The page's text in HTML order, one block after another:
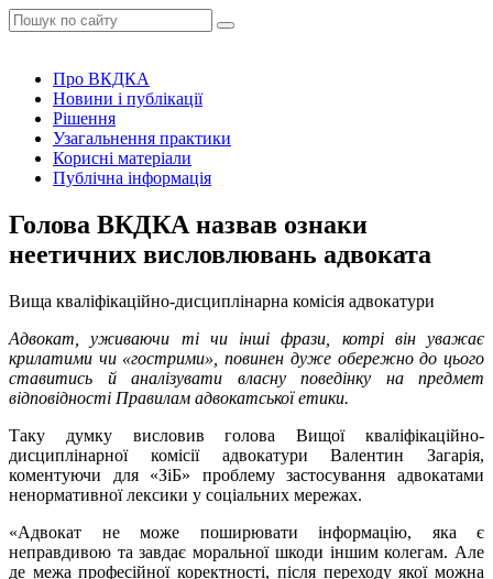
Про ВКДКА
Новини і публікації
Рішення
Узагальнення практики
Корисні матеріали
Публічна інформація
Голова ВКДКА назвав ознаки
неетичних висловлювань адвоката
Вища кваліфікаційно-дисциплінарна комісія адвокатури
Адвокат, уживаючи ті чи інші фрази, котрі він уважає
крилатими чи «гострими», повинен дуже обережно до цього
ставитись й аналізувати власну поведінку на предмет
відповідності Правилам адвокатської етики.
Таку думку висловив голова Вищої кваліфікаційно-
дисциплінарної комісії адвокатури Валентин Загарія,
коментуючи для «ЗіБ» проблему застосування адвокатами
ненормативної лексики у соціальних мережах.
«Адвокат не може поширювати інформацію, яка є
неправдивою та завдає моральної шкоди іншим колегам. Але
де межа професійної коректності, після переходу якої можна